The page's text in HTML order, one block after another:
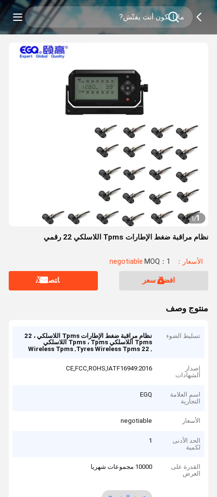
1
/
1
نظام مراقبة ضغط الإطارات Tpms اللاسلكي 22 رقمي
الأسعار：negotiable MOQ：1
افضل سعر ﺎﺘﺼﻟ ﺍﻶﻧ
منتوج وصف
تسليط الضوء
نظام مراقبة ضغط الإطارات Tpms اللاسلكي ، 22
Tpms اللاسلكي Tpms ، Tpms اللاسلكي
,
22 Tyres Wireless Tpms
,
Wireless Tpms
إصدار
الشهادات
CE,FCC,ROHS,IATF16949:2016
اسم العلامة
التجارية
EGQ
الأسعار negotiable
الحد الأدنى
لكمية
1
القدرة على
العرض
10000 مجموعات شهريا